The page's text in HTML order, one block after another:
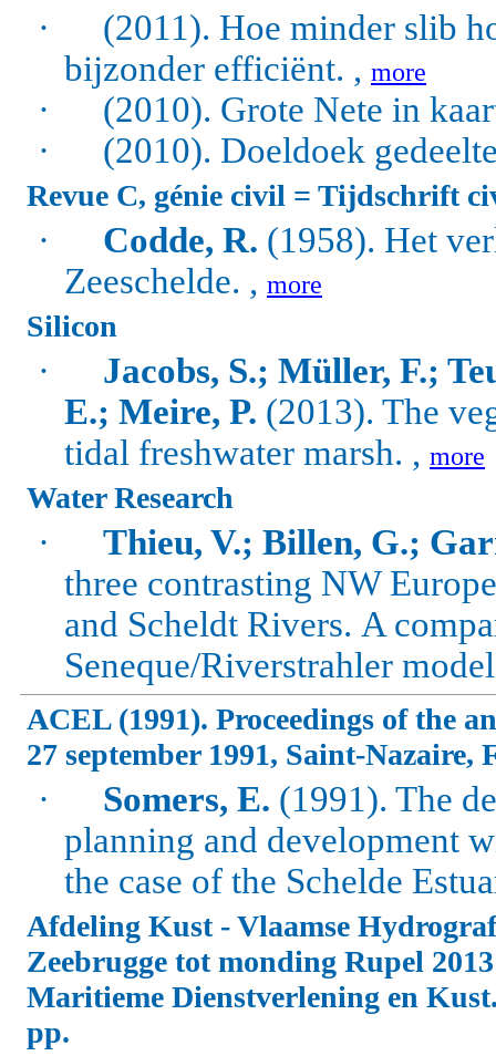
·
(2011). Hoe minder slib
bijzonder efficiënt. , more
·
(2010). Grote Nete in
·
(2010). Doeldoek
Revue C, génie civil = Tijdschrift
· Codde, R. (1958). Het
Zeeschelde. , more
Silicon
·
Jacobs, S.; Müller, F.;
E.; Meire, P. (2013). The
tidal freshwater marsh. , more
Water Research
·
Thieu, V.; Billen, G.;
three contrasting NW
and Scheldt Rivers. A
Seneque/Riverstrahler
ACEL (1991). Proceedings of the
27 september 1991, Saint-Nazaire,
· Somers, E. (1991). The
planning and development
the case of the Schelde
Afdeling Kust - Vlaamse
Zeebrugge tot monding Rupel
Maritieme Dienstverlening en
pp.